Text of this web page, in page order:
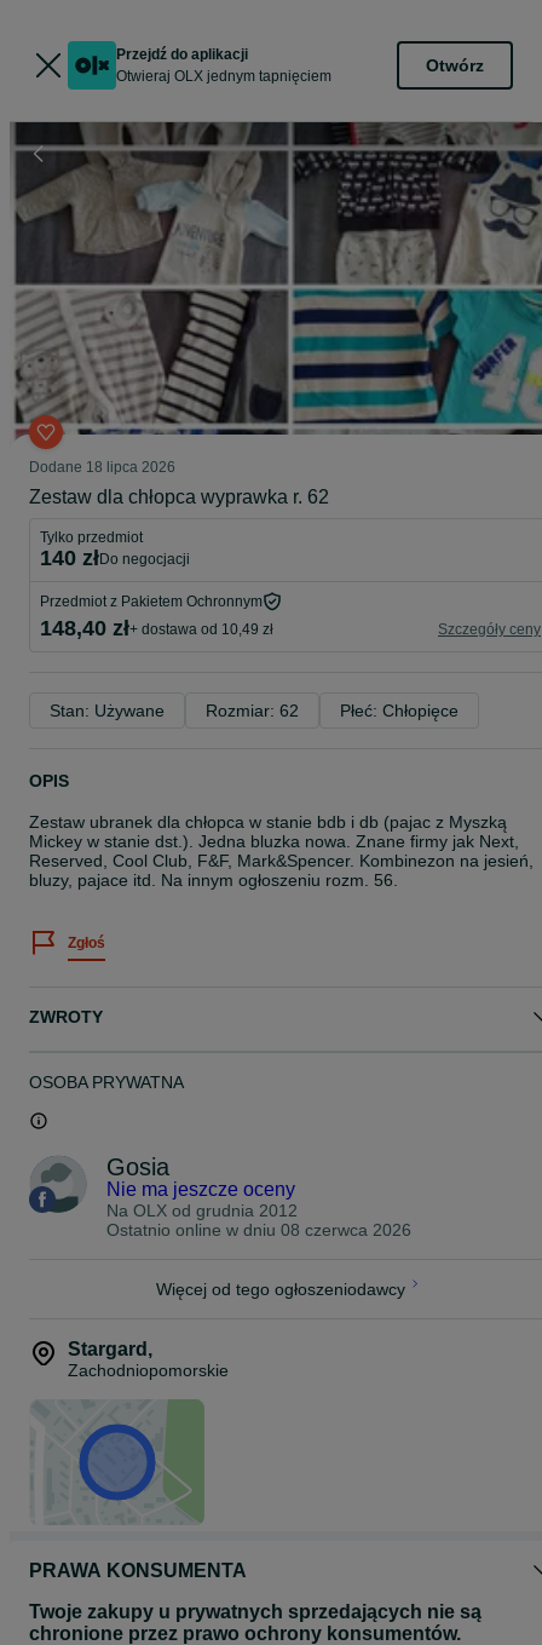
Przejdź do aplikacji
Otwieraj OLX jednym tapnięciem
Otwórz
Dodane 18 lipca 2026
Zestaw dla chłopca wyprawka r. 62
Tylko przedmiot
140 zł do negocjacji
Przedmiot z Pakietem Ochronnym
148,40 zł+ dostawa od 10,49 zł Szczegóły ceny
Stan: Używane Rozmiar: 62 Płeć: Chłopięce
OPIS
Zestaw ubranek dla chłopca w stanie bdb i db (pajac z Myszką
Mickey w stanie dst.). Jedna bluzka nowa. Znane firmy jak Next,
Reserved, Cool Club, F&F, Mark&Spencer. Kombinezon na jesień,
bluzy, pajace itd. Na innym ogłoszeniu rozm. 56.
Zgłoś
ZWROTY
OSOBA PRYWATNA
Gosia
Nie ma jeszcze oceny
Na OLX od grudnia 2012
Ostatnio online w dniu 08 czerwca 2026
Więcej od tego ogłoszeniodawcy
Stargard ,
Zachodniopomorskie
PRAWA KONSUMENTA
Twoje zakupy u prywatnych sprzedających nie są
chronione przez prawo ochrony konsumentów.